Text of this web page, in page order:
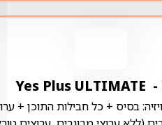
בסיס + כל חבילות התוכן +